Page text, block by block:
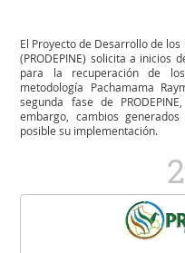
El Proyecto de Desarrollo de
(PRODEPINE) solicita a inicios
para la recuperación de
metodología Pachamama
segunda fase de
embargo, cambios
posible su implementación.